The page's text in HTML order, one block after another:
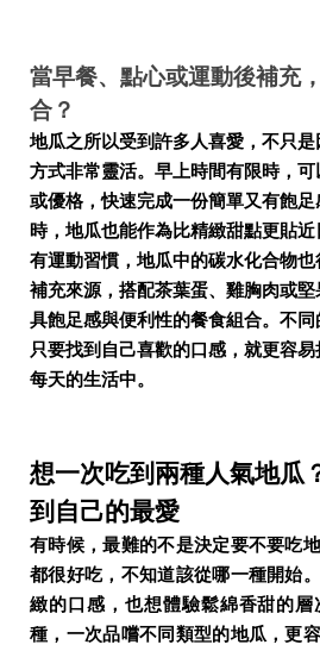
當早餐、點心或運動後補充
合？
地瓜之所以受到許多人喜愛，不只
方式非常靈活。早上時間有限時，
或優格，快速完成一份簡單又有飽
時，地瓜也能作為比精緻甜點更貼
有運動習慣，地瓜中的碳水化合物
補充來源，搭配茶葉蛋、雞胸肉或
具飽足感與便利性的餐食組合。不同
只要找到自己喜歡的口感，就更容
每天的生活中。
想一次吃到兩種人氣地瓜
到自己的最愛
有時候，最難的不是決定要不要吃
都很好吃，不知道該從哪一種開始
緻的口感，也想體驗鬆綿香甜的
種，一次品嚐不同類型的地瓜，更